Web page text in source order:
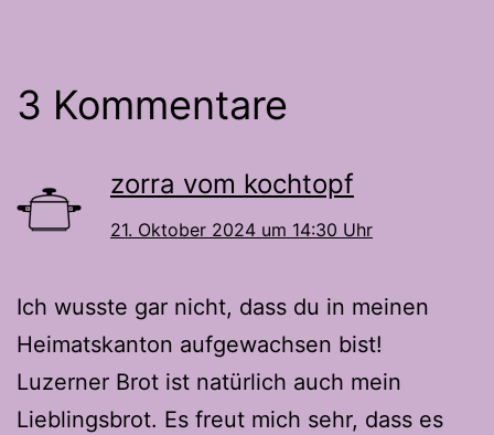
3 Kommentare
zorra vom kochtopf
21. Oktober 2024 um 14:30 Uhr
Ich wusste gar nicht, dass du in meinen
Heimatskanton aufgewachsen bist!
Luzerner Brot ist natürlich auch mein
Lieblingsbrot. Es freut mich sehr, dass es